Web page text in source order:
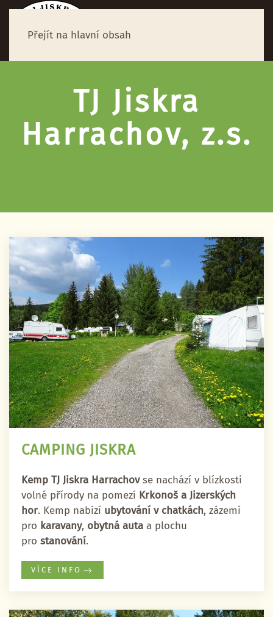
Přejít na hlavní obsah
TJ Jiskra
Harrachov, z.s.
CAMPING JISKRA
Kemp TJ Jiskra Harrachovse nachází v blízkosti
volné přírody na pomezí Krkonoš a Jizerských
hor. Kemp nabízí ubytování v chatkách, zázemí
pro karavany, obytná auta a plochu
pro stanování.
VÍCE INFO